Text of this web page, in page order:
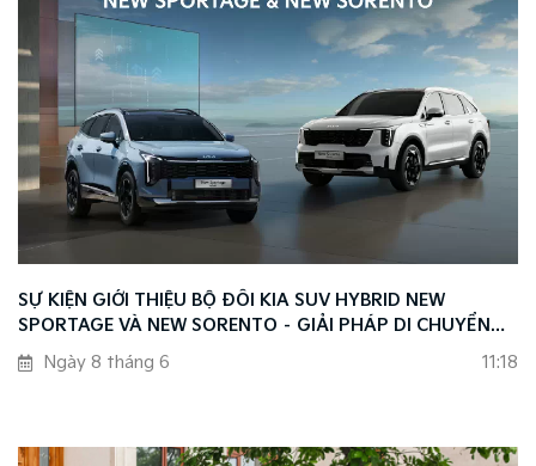
SỰ KIỆN GIỚI THIỆU BỘ ĐÔI KIA SUV HYBRID NEW
SPORTAGE VÀ NEW SORENTO – GIẢI PHÁP DI CHUYỂN
THÔNG MINH THEO XU HƯỚNG MỚI
Ngày 8 tháng 6 11:18